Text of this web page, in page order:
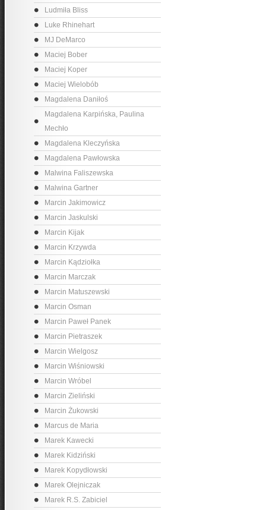
Ludmiła Bliss
Luke Rhinehart
MJ DeMarco
Maciej Bober
Maciej Koper
Maciej Wielobób
Magdalena Daniłoś
Magdalena Karpińska, Paulina
Mechło
Magdalena Kleczyńska
Magdalena Pawłowska
Malwina Faliszewska
Malwina Gartner
Marcin Jakimowicz
Marcin Jaskulski
Marcin Kijak
Marcin Krzywda
Marcin Kądziołka
Marcin Marczak
Marcin Matuszewski
Marcin Osman
Marcin Paweł Panek
Marcin Pietraszek
Marcin Wielgosz
Marcin Wiśniowski
Marcin Wróbel
Marcin Zieliński
Marcin Żukowski
Marcus de Maria
Marek Kawecki
Marek Kidziński
Marek Kopydłowski
Marek Olejniczak
Marek R.S. Zabiciel